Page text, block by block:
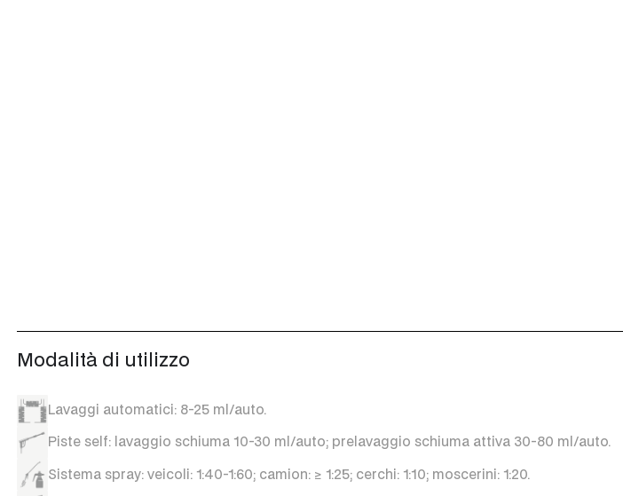
Modalità di utilizzo
Lavaggi automatici: 8-25 ml/auto.
Piste self: lavaggio schiuma 10-30 ml/auto; prelavaggio schiuma attiva 30-80 ml/auto.
Sistema spray: veicoli: 1:40-1:60; camion: ≥ 1:25; cerchi: 1:10; moscerini: 1:20.